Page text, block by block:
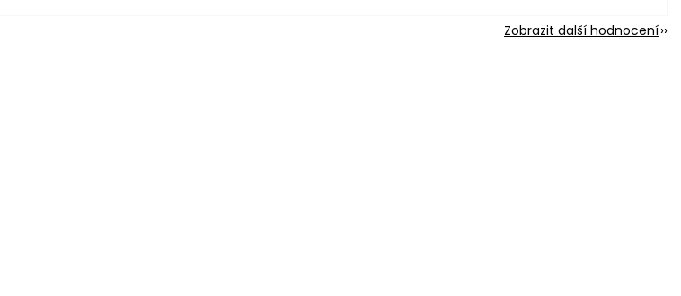
Zobrazit další hodnocení